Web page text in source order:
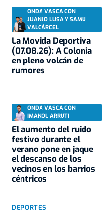
ONDA VASCA CON
JUANJO LUSA Y SAMU
VALCÁRCEL
La Movida Deportiva
(07.08.26): A Colonia
en pleno volcán de
rumores
ONDA VASCA CON
IMANOL ARRUTI
El aumento del ruido
festivo durante el
verano pone en jaque
el descanso de los
vecinos en los barrios
céntricos
DEPORTES